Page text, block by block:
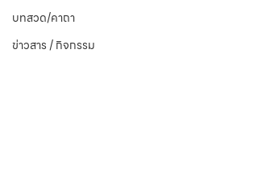
บทสวด/คาถา
ข่าวสาร / กิจกรรม